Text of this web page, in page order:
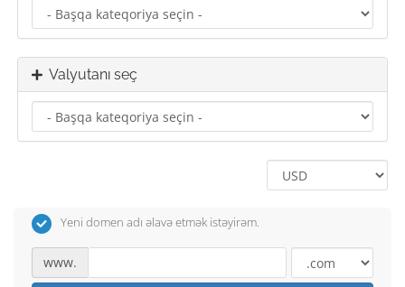
Valyutanı seç
Yeni domen adı əlavə etmək istəyirəm.
www.